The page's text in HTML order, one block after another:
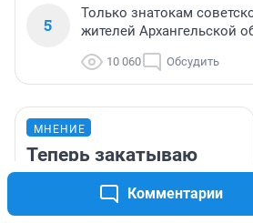
Комментарии
5
Только знатокам
жителей Архангельской
10 060 Обсудить
МНЕНИЕ
Теперь закатываю
рыжики так: простой
способ заготовки